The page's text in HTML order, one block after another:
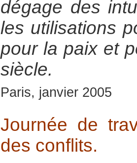
dégage des
les utilisations
pour la paix et
siècle.
Paris, janvier 2005
Journée de
des conflits.